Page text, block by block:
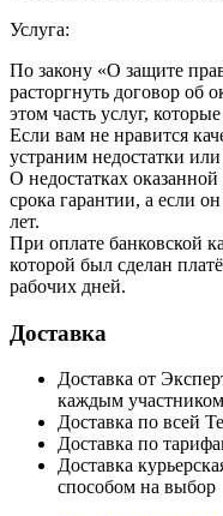
Услуга:
По закону «О защите
расторгнуть договор об
этом часть услуг,
Если вам не нравится
устраним недостатки
О недостатках
срока гарантии, а если
лет.
При оплате банковской
которой был сделан
рабочих дней.
Доставка
Доставка от
каждым
Доставка по всей
Доставка по
Доставка
способом на выбор